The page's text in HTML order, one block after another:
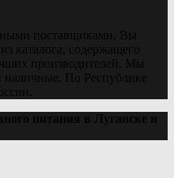
поставщиками. Вы
каталога, содержащего
производителей. Мы
наличные. По Республике
питания в Луганске и